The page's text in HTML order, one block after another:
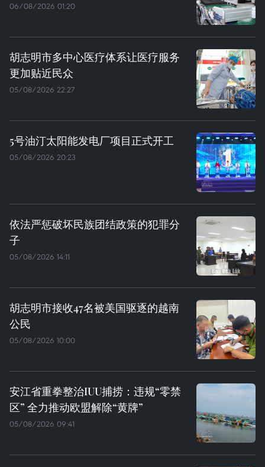
06/08/2026 01:20
胡志明市多中心医疗体系让医疗服务
更加贴近民众
05/08/2026 22:27
5号油汀太阳能发电厂项目正式开工
05/08/2026 20:23
依法严惩破坏民族团结政策的犯罪分
子
05/08/2026 14:11
胡志明市接收47名被美国驱逐的越南
公民
05/08/2026 10:00
安江省重拳整治IUU捕捞：违规“零禁
区” 全力推动欧盟解除“黄牌”
05/08/2026 09:41